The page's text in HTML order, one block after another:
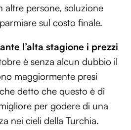
altre persone, soluzione
sul costo finale.
l’alta stagione i prezzi
è senza alcun dubbio il
maggiormente presi
detto che questo è di
per godere di una
nei cieli della Turchia.